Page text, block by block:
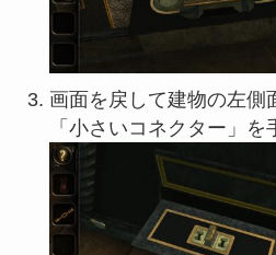
画面を戻して建物の左側
「小さいコネクター」を